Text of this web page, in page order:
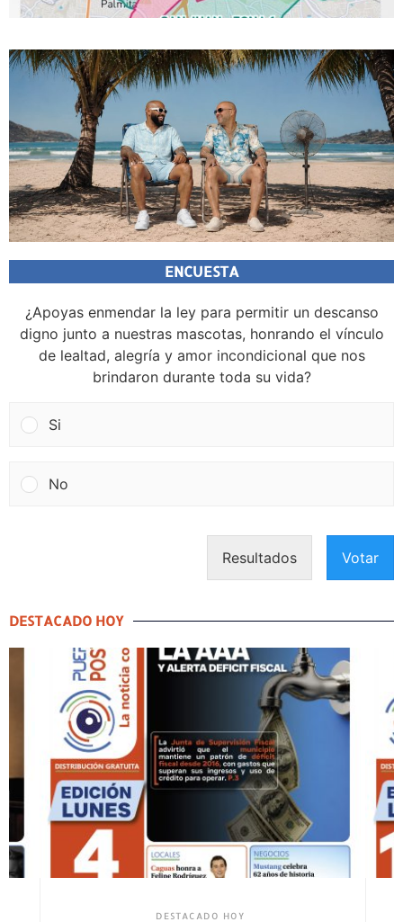
ENCUESTA
¿Apoyas enmendar la ley para permitir un descanso
digno junto a nuestras mascotas, honrando el vínculo
de lealtad, alegría y amor incondicional que nos
brindaron durante toda su vida?
Si
No
Resultados Votar
DESTACADO HOY
DESTACADO HOY